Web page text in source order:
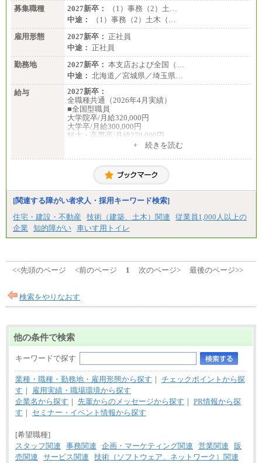
募集職種
2027新卒：
（1）事務（2）土…
中途：
（1）事務（2）土木（…
雇用形態
2027新卒： 正社員
中途： 正社員
勤務地
2027新卒： 本支店および全国（…
中途： 北海道／宮城県／埼玉県…
給与
2027新卒：
全職種共通（2026年4月実績）
■全国型職員
大学院卒/月給320,000円
大学卒/月給300,000円
短大・高専卒/月給270,000円
大学院卒/月給256,000円～288,000円
大学卒/月給240,000円～270,000円
短大・高専卒/月給216,000円～243,000円
■特定職員※
大学院卒/月給234,000円～263,000円
大学卒/月給219,000円～246,000円
短大・高専卒/月給197,000円～222,000円
※拠点型職員、特定職員の給与は、生活の拠点が定
す。
中途：
月給制
226,600円～390,100円（勤務地域等により異なりま
ます。
・試用期間中も同額支給します。
+ 続きを読む
[関連する障がい者求人・採用キーワード検索]
住宅・建設・不動産
技術（建築、土木）関連
従業員1,000人以上の
企業
知的障がい 車いす用トイレ
<<先頭のページ <前のページ 1 次のページ> 最後のページ>>
検索をやりなおす
他の条件で検索
キーワードで探す
業種・職種・勤務地・雇用形態から探す ｜ チェックポイントから探
す ｜
雇用実績・職場環境から探す
企業名から探す ｜ 先輩からのメッセージから探す ｜ PR情報から探
す ｜ セミナー・イベント情報から探す
[希望職種]
スタッフ関連
事務関連 企画・マーケティング関連 営業関連
販
売関連
サービス関連 技術（ソフトウェア、ネットワーク）関連